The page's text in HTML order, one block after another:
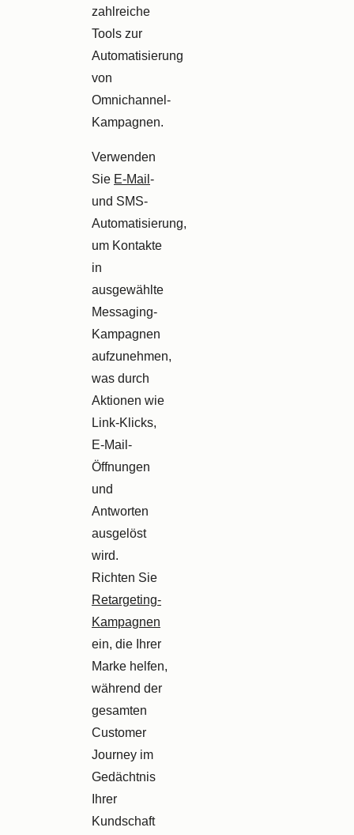
zahlreiche
Tools zur
Automatisierung
von
Omnichannel-
Kampagnen.
Verwenden
Sie E-Mail -
und SMS-
Automatisierung,
um Kontakte
in
ausgewählte
Messaging-
Kampagnen
aufzunehmen,
was durch
Aktionen wie
Link-Klicks,
E-Mail-
Öffnungen
und
Antworten
ausgelöst
wird.
Richten Sie
Retargeting-
Kampagnen
ein, die Ihrer
Marke helfen,
während der
gesamten
Customer
Journey im
Gedächtnis
Ihrer
Kundschaft